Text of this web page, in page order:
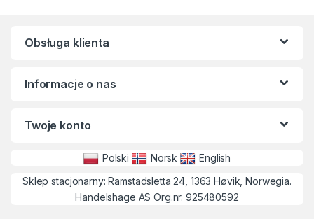
Obsługa klienta
Informacje o nas
Twoje konto
Polski Norsk
English
Sklep stacjonarny: Ramstadsletta 24, 1363 Høvik, Norwegia.
Handelshage AS Org.nr. 925480592